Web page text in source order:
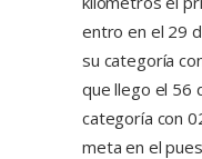
entro en el 29
su categoría
que llego el 56
categoría con
meta en el